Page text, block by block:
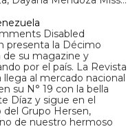
Disabled
presenta la Décimo
de su magazine y
por el país. La Revista
llega al mercado nacional
su N° 19 con la bella
Díaz y sigue en el
Grupo Hersen,
de nuestro hermoso